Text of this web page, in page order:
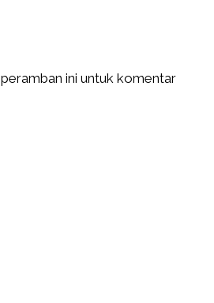
ini untuk komentar